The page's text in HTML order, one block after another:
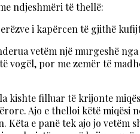
ndjeshmëri të thellë:
i kapërcen të gjithë
vetëm një murgeshë
vogël, por me zemër të
kishte filluar të krijonte
Ajo e thelloi këtë miqësi
Këta e panë tek ajo jo